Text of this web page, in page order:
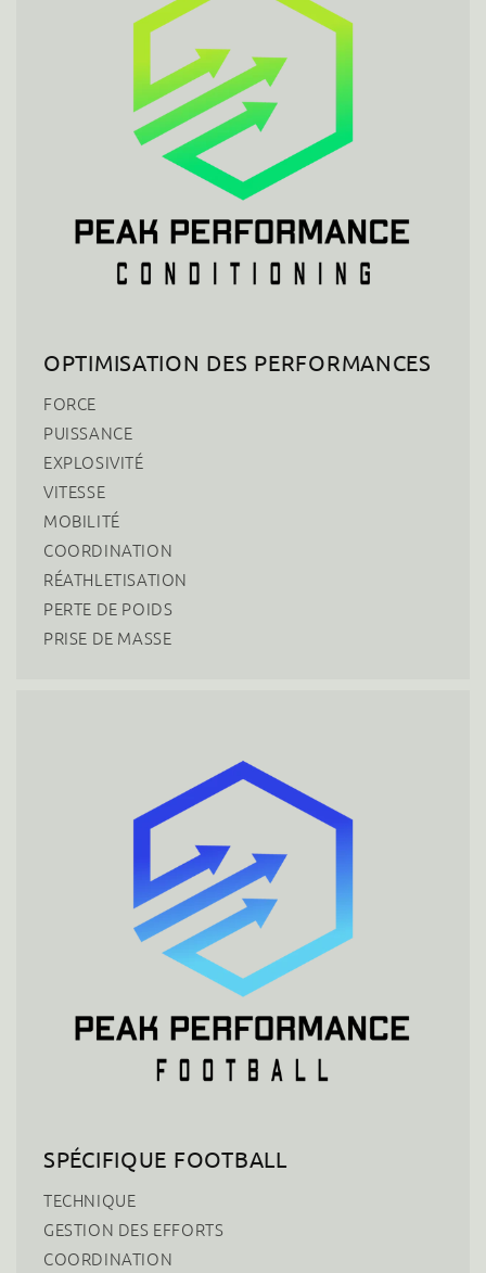
OPTIMISATION DES PERFORMANCES
FORCE
PUISSANCE
EXPLOSIVITÉ
VITESSE
MOBILITÉ
COORDINATION
RÉATHLETISATION
PERTE DE POIDS
PRISE DE MASSE
SPÉCIFIQUE FOOTBALL
TECHNIQUE
GESTION DES EFFORTS
COORDINATION